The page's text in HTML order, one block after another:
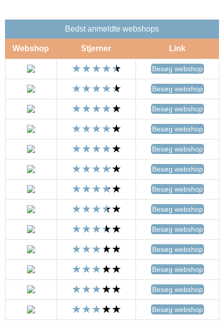
Bedst anmeldte webshops
Webshop Stjerner Link
Besøg webshop
Besøg webshop
Besøg webshop
Besøg webshop
Besøg webshop
Besøg webshop
Besøg webshop
Besøg webshop
Besøg webshop
Besøg webshop
Besøg webshop
Besøg webshop
Besøg webshop